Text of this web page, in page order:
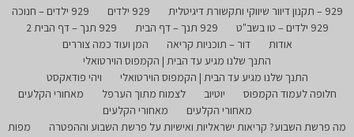
929 – תקנון דיוור שיווקי ותקשורת דיגיטלית 929 ילדים
929 ילדים – חנוכה
929 ילדים – טו בשב"ט
929 תנך – דף הבית
929 תנך – דף הבית 2
אודות
דור – תוכניות קריאה
המן ועוד כמה צוררים
התנך שלנו מגיע עד הבית | הקמפוס הוירטואלי
התנך שלנו מגיע עד הבית | הקמפוס הוירטואלי
ויהי פודאקסט
חלופה לעמוד הקמפוס
יוטיוב לצמוח מתוך הערפל
מאחורי הקלעים
מאחורי הקלעים
מאחורי הקלעים
מה פרשת השבוע? קריאות ישראליות ואישיות על פרשת השבוע וההפטרה
מפות